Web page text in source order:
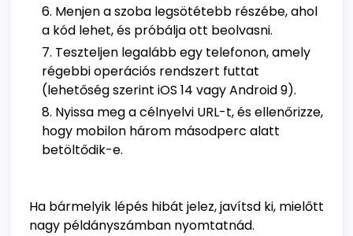
Menjen a szoba legsötétebb részébe, ahol
a kód lehet, és próbálja ott beolvasni.
Teszteljen legalább egy telefonon, amely
régebbi operációs rendszert futtat
(lehetőség szerint iOS 14 vagy Android 9).
Nyissa meg a célnyelvi URL-t, és ellenőrizze,
hogy mobilon három másodperc alatt
betöltődik-e.
Ha bármelyik lépés hibát jelez, javítsd ki, mielőtt
nagy példányszámban nyomtatnád.